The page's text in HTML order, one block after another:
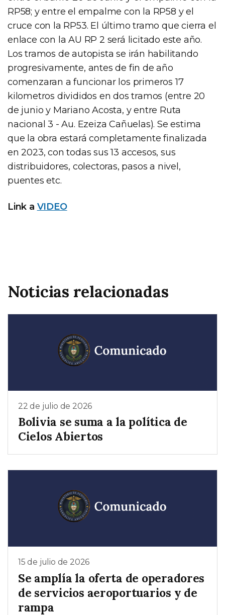
RP58; y entre el empalme con la RP58 y el
cruce con la RP53. El último tramo que cierra el
enlace con la AU RP 2 será licitado este año.
Los tramos de autopista se irán habilitando
progresivamente, antes de fin de año
comenzaran a funcionar los primeros 17
kilometros divididos en dos tramos (entre 20
de junio y Mariano Acosta, y entre Ruta
nacional 3 - Au. Ezeiza Cañuelas). Se estima
que la obra estará completamente finalizada
en 2023, con todas sus 13 accesos, sus
distribuidores, colectoras, pasos a nivel,
puentes etc.
Link a VIDEO
Noticias relacionadas
22 de julio de 2026
Bolivia se suma a la política de
Cielos Abiertos
15 de julio de 2026
Se amplía la oferta de operadores
de servicios aeroportuarios y de
rampa